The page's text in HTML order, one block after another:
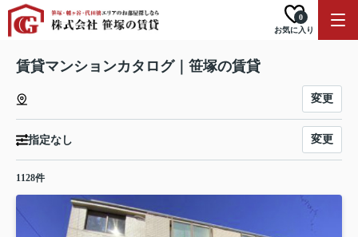
お気に入り
0
賃貸マンションカタログ｜笹塚の賃貸
変更
指定なし 変更
1128件